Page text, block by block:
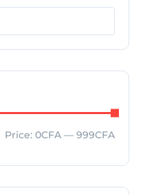
Price: 0CFA — 999CFA